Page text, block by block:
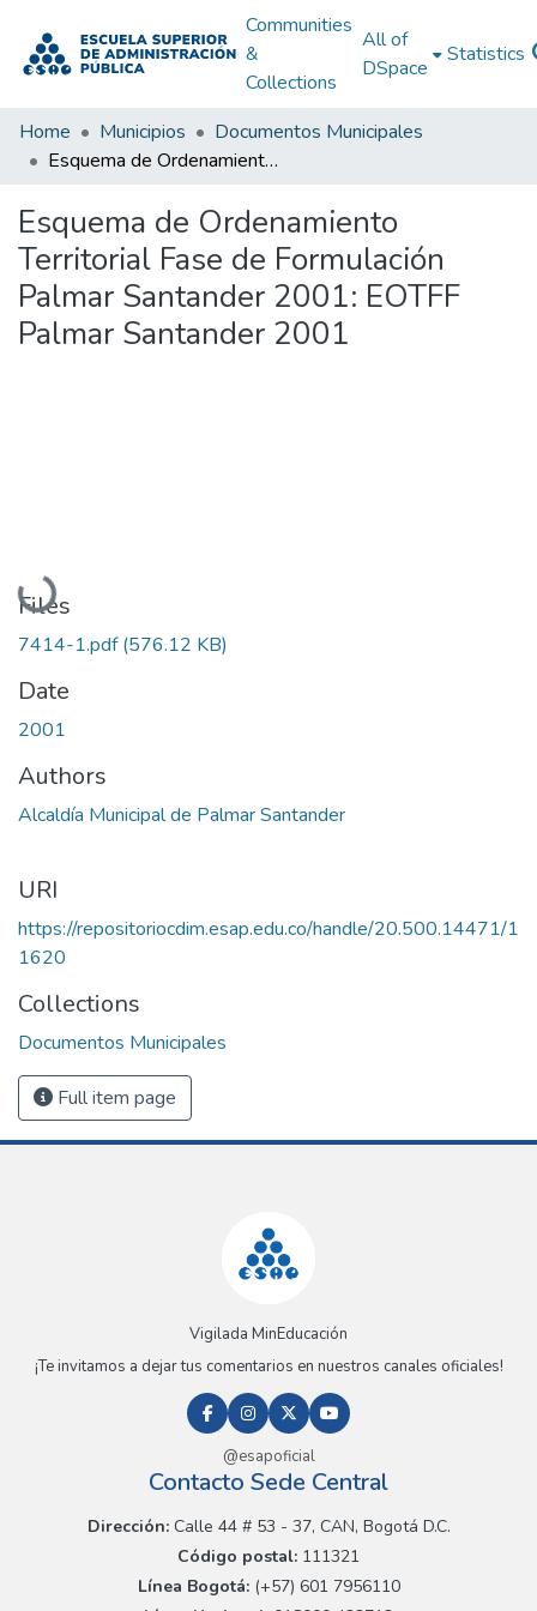
Communities
&
Collections
All of
DSpace
Statistics
Home Municipios
Documentos Municipales
Esquema de Ordenamiento Territorial Fase de Formulación Palmar Santander 2001: EOTFF Palmar Santander 2001
Esquema de Ordenamiento
Territorial Fase de Formulación
Palmar Santander 2001: EOTFF
Palmar Santander 2001
Loading...
Files
7414-1.pdf(576.12 KB)
Date
2001
Authors
Alcaldía Municipal de Palmar Santander
URI
https://repositoriocdim.esap.edu.co/handle/20.500.14471/1
1620
Collections
Documentos Municipales
Full item page
Vigilada MinEducación
¡Te invitamos a dejar tus comentarios en nuestros canales oficiales!
@esapoficial
Contacto Sede Central
Dirección:Calle 44 # 53 - 37, CAN, Bogotá D.C.
Código postal: 111321
Línea Bogotá:(+57) 601 7956110